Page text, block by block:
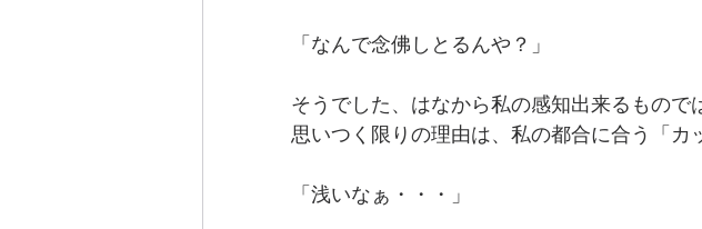
「なんで念佛しとるんや？」
そうでした、はなから私の感知出来るもので
思いつく限りの理由は、私の都合に合う「カ
「浅いなぁ・・・」